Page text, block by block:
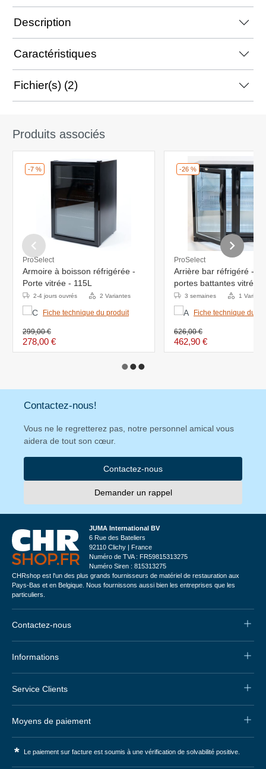
Description
Caractéristiques
Fichier(s) (2)
Produits associés
-7 %
ProSelect
Armoire à boisson réfrigérée -
Porte vitrée - 115L
2-4 jours ouvrés 2 Variantes
Fiche technique du produit
299,00 €
278,00 €
-26 %
ProSelect
Arrière bar réfrigéré -
portes battantes vitrées
3 semaines 1
Fiche technique du
626,00 €
462,90 €
Contactez-nous!
Vous ne le regretterez pas, notre personnel amical vous
aidera de tout son cœur.
Contactez-nous
Demander un rappel
JUMA International BV
6 Rue des Bateliers
92110 Clichy | France
Numéro de TVA : FR59815313275
Numéro Siren : 815313275
CHRshop est l'un des plus grands fournisseurs de matériel de restauration aux
Pays-Bas et en Belgique. Nous fournissons aussi bien les entreprises que les
particuliers.
Contactez-nous
Informations
Service Clients
Moyens de paiement
* Le paiement sur facture est soumis à une vérification de solvabilité positive.